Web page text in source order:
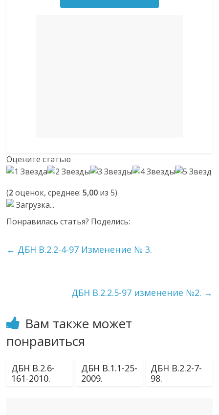
Оцените статью
(2оценок, среднее:5,00 из 5)
Загрузка...
Понравилась статья? Поделись:
← ДБН В.2.2-4-97 Изменение № 3.
ДБН В.2.2.5-97 изменение №2. →
Вам также может
понравиться
ДБН В.2.6-
161-2010.
ДБН В.1.1-25-
2009.
ДБН В.2.2-7-
98.